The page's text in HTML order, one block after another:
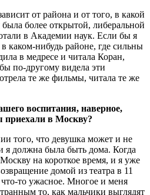
от района и от того, в какой
более открытой, либеральной
в Академии наук. Если бы я
каком-нибудь районе, где сильны
в медресе и читала Коран,
по-другому видела эти
те же фильмы, читала те же
воспитания, наверное,
приехали в Москву?
того, что девушка может и не
я должна была быть дома. Когда
на короткое время, и я уже
домой из театра в 11
то ужасное. Многое и меня
то, как мальчики выглядят